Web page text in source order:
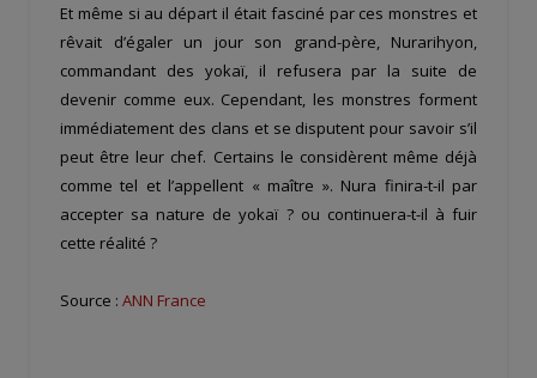
Et même si au départ il était fasciné par ces monstres et
rêvait d’égaler un jour son grand-père, Nurarihyon,
commandant des yokaï, il refusera par la suite de
devenir comme eux. Cependant, les monstres forment
immédiatement des clans et se disputent pour savoir s’il
peut être leur chef. Certains le considèrent même déjà
comme tel et l’appellent « maître ». Nura finira-t-il par
accepter sa nature de yokaï ? ou continuera-t-il à fuir
cette réalité ?
Source : ANN France